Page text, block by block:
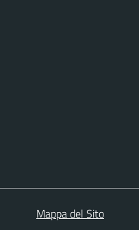
Mappa del Sito